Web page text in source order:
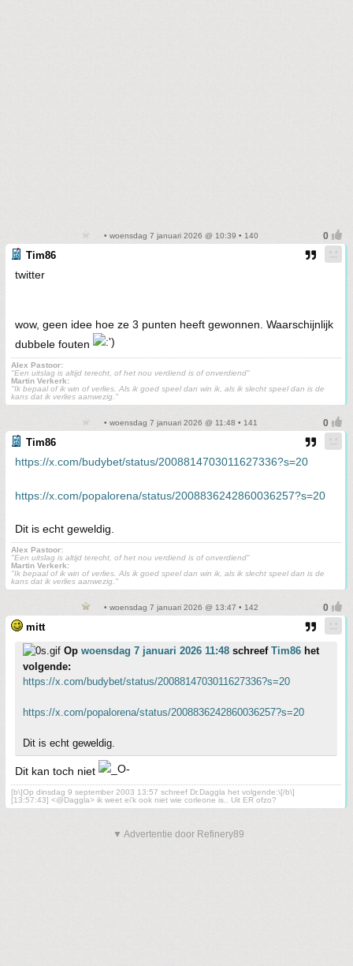
• woensdag 7 januari 2026 @ 10:39 • 140
Tim86
twitter
wow, geen idee hoe ze 3 punten heeft gewonnen. Waarschijnlijk
dubbele fouten
Alex Pastoor:
"Een uitslag is altijd terecht, of het nou verdiend is of onverdiend"
Martin Verkerk:
''Ik bepaal of ik win of verlies. Als ik goed speel dan win ik, als ik slecht speel dan is de
kans dat ik verlies aanwezig.''
• woensdag 7 januari 2026 @ 11:48 • 141
Tim86
https://x.com/budybet/status/2008814703011627336?s=20
https://x.com/popalorena/status/2008836242860036257?s=20
Dit is echt geweldig.
Alex Pastoor:
"Een uitslag is altijd terecht, of het nou verdiend is of onverdiend"
Martin Verkerk:
''Ik bepaal of ik win of verlies. Als ik goed speel dan win ik, als ik slecht speel dan is de
kans dat ik verlies aanwezig.''
• woensdag 7 januari 2026 @ 13:47 • 142
mitt
Op woensdag 7 januari 2026 11:48 schreef Tim86 het
volgende:
https://x.com/budybet/status/2008814703011627336?s=20
https://x.com/popalorena/status/2008836242860036257?s=20
Dit is echt geweldig.
Dit kan toch niet
[b\]Op dinsdag 9 september 2003 13:57 schreef Dr.Daggla het volgende:\[/b\]
[13:57:43] <@Daggla> ik weet ei'k ook niet wie corleone is.. Uit ER ofzo?
▼ Advertentie door Refinery89